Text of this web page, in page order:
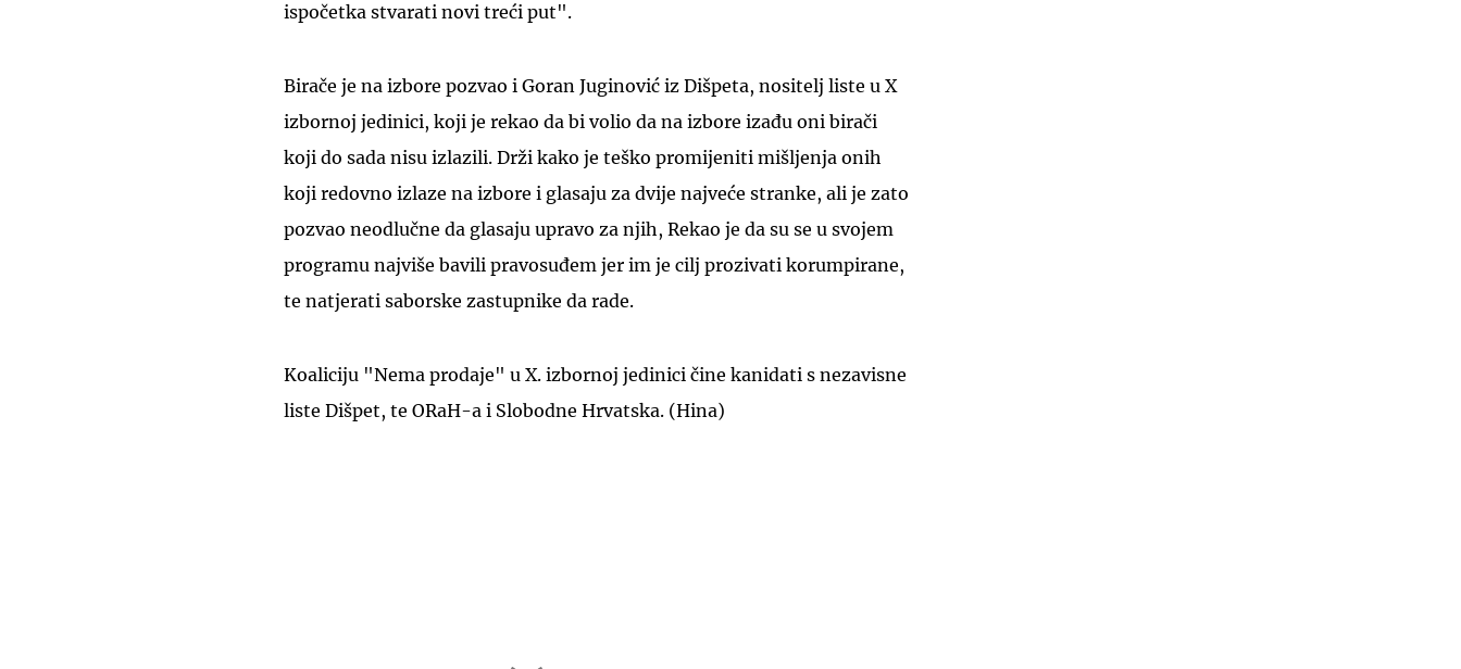
ispočetka stvarati novi treći put".
Birače je na izbore pozvao i Goran Juginović iz Dišpeta, nositelj liste u X
izbornoj jedinici, koji je rekao da bi volio da na izbore izađu oni birači
koji do sada nisu izlazili. Drži kako je teško promijeniti mišljenja onih
koji redovno izlaze na izbore i glasaju za dvije najveće stranke, ali je zato
pozvao neodlučne da glasaju upravo za njih, Rekao je da su se u svojem
programu najviše bavili pravosuđem jer im je cilj prozivati korumpirane,
te natjerati saborske zastupnike da rade.
Koaliciju "Nema prodaje" u X. izbornoj jedinici čine kanidati s nezavisne
liste Dišpet, te ORaH-a i Slobodne Hrvatska. (Hina)